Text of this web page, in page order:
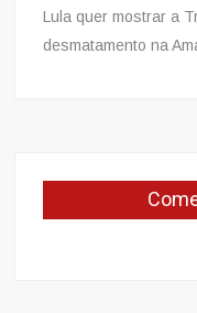
Lula quer mostrar a
desmatamento na